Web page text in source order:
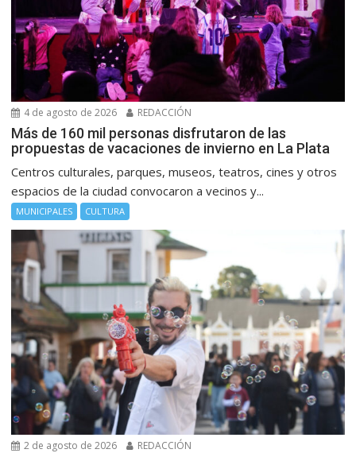
4 de agosto de 2026 REDACCIÓN
Más de 160 mil personas disfrutaron de las
propuestas de vacaciones de invierno en La Plata
Centros culturales, parques, museos, teatros, cines y otros
espacios de la ciudad convocaron a vecinos y...
MUNICIPALES CULTURA
2 de agosto de 2026 REDACCIÓN